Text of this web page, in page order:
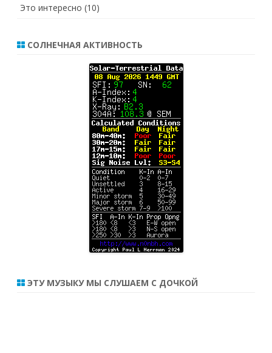
Это интересно (10)
СОЛНЕЧНАЯ АКТИВНОСТЬ
ЭТУ МУЗЫКУ МЫ СЛУШАЕМ С ДОЧКОЙ